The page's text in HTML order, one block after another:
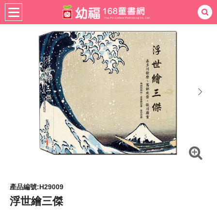
熱門：忍者兔 ㄅㄆㄇ學習
手指按按拼圖 練習本積木
3D立體書
書籍分齡 全齡適用 社會圖書
next
產品編號:H29009
浮世繪三傑